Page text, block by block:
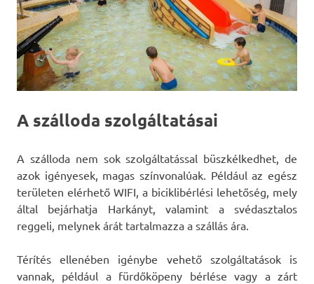
A szálloda szolgáltatásai
A szálloda nem sok szolgáltatással büszkélkedhet, de
azok igényesek, magas színvonalúak. Például az egész
területen elérhető WIFI, a biciklibérlési lehetőség, mely
által bejárhatja Harkányt, valamint a svédasztalos
reggeli, melynek árát tartalmazza a szállás ára.
Térítés ellenében igénybe vehető szolgáltatások is
vannak, például a fürdőköpeny bérlése vagy a zárt